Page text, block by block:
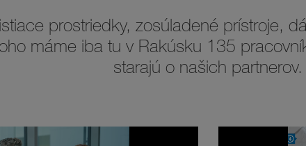
prostriedky, zosúladené prístroje,
máme iba tu v Rakúsku 135
starajú o našich partnerov.